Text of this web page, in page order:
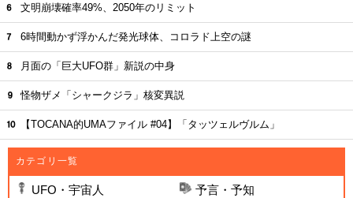
文明崩壊確率49%、2050年のリミット
6時間動かず浮かんだ発光球体、コロラド上空の謎
月面の「巨大UFO群」新説の中身
怪物ザメ「シャークジラ」核変異説
【TOCANA的UMAファイル #04】「タッツェルヴルム」
カテゴリ一覧
UFO・宇宙人
予言・予知